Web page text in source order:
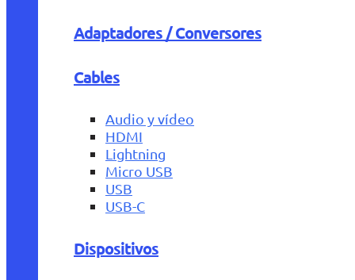
Adaptadores / Conversores
Cables
Audio y vídeo
HDMI
Lightning
Micro USB
USB
USB-C
Dispositivos